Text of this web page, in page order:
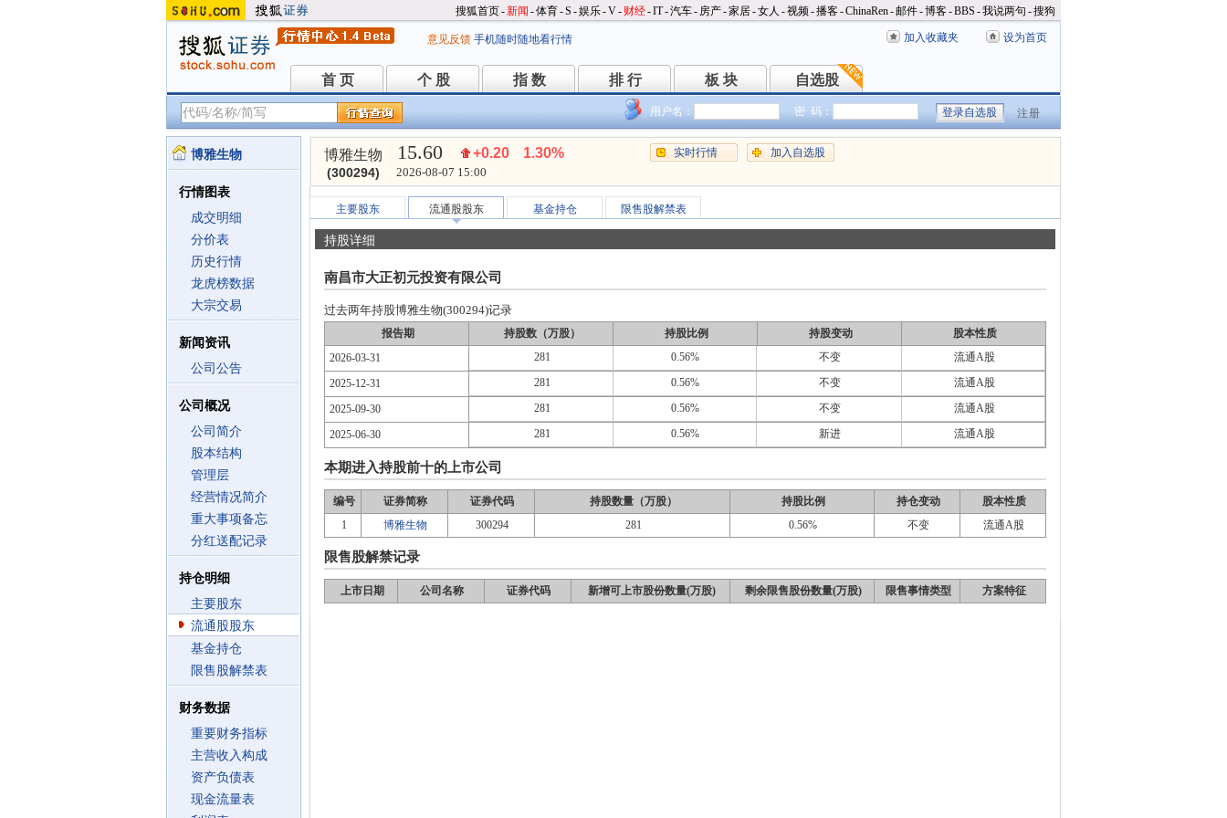
搜狐首页-新闻 -体育-S -娱乐-V- 财经-IT-汽车- 房产-家居-女人 -视频-播客-ChinaRen-邮件-博客-BBS -我说两句 -搜狗
意见反馈 手机随时随地看行情 加入收藏夹 设为首页
首 页
首 页 个 股
个 股 指 数
指 数 排 行
排 行 板 块
板 块 自选股
自选股
用户名： 密 码： 注册
博雅生物
行情图表
成交明细
分价表
历史行情
龙虎榜数据
大宗交易
新闻资讯
公司公告
公司概况
公司简介
股本结构
管理层
经营情况简介
重大事项备忘
分红送配记录
持仓明细
主要股东
流通股股东
基金持仓
限售股解禁表
财务数据
重要财务指标
主营收入构成
资产负债表
现金流量表
博雅生物
(300294)
15.60 +0.20 1.30%
2026-08-07 15:00
实时行情 加入自选股
主要股东 流通股股东 基金持仓 限售股解禁表
持股详细
南昌市大正初元投资有限公司
过去两年持股博雅生物(300294)记录
报告期 持股数（万股） 持股比例 持股变动
股本性质
2026-03-31
281 0.56% 不变 流通A股
2025-12-31 281 0.56% 不变 流通A股
2025-09-30 281 0.56% 不变 流通A股
2025-06-30 281 0.56% 新进 流通A股
本期进入持股前十的上市公司
编号 证券简称 证券代码 持股数量（万股） 持股比例 持仓变动
股本性质
1
博雅生物 300294 281 0.56% 不变 流通A股
限售股解禁记录
上市日期 公司名称 证券代码 新增可上市股份数量(万股) 剩余限售股份数量(万股) 限售事情类型 方案特征